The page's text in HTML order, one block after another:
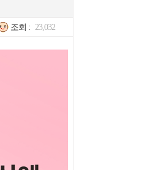
조회 : 23,032